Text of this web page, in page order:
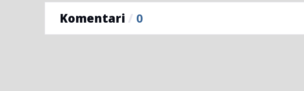
Komentari / 0